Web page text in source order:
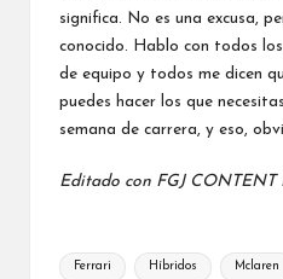
significa. No es una excusa,
conocido. Hablo con todos
de equipo y todos me dicen
puedes hacer los que
semana de carrera, y eso,
Editado con FGJ CONTENT
Etiquetas:
Ferrari Híbridos Mclaren